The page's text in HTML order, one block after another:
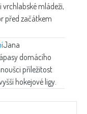
vrchlabské mládeži,
před začátkem
Jana
domácího
příležitost
hokejové ligy.